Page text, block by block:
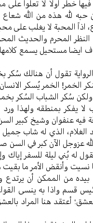
خطر اولا لا تعلوا علی
لله هذه من الله شعاع
المحبة لا یغلب علی
النظر المحرم والحدیث
ایضا مستحیل یسمع
الرواية تقول أن هنالك
الخمر! الخمر یُسکر
سُکر الشباب السُکر
یفکر بمنطقه ولهذا
فیه عنفوان وشیخ کبیر
الذي له شاب
عزوجل الآن کبر في السن
له بُني لیلة للسفر إياك
نسیت وأنقض الأمر ما بقیت
من الممکن أن یرتدع
قسم واذا به ینسی
أعتقد هنا المراد